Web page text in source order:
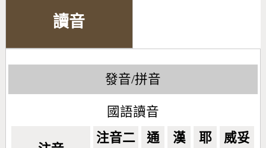
讀音
發音/拼音
國語讀音
注音二 通 漢 耶 威妥